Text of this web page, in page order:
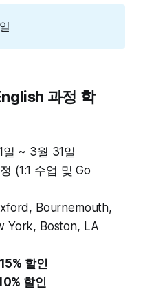
과정 학
일 ~ 3월 31일
(1:1 수업 및 Go
Bournemouth,
York, Boston, LA
15% 할인
할인